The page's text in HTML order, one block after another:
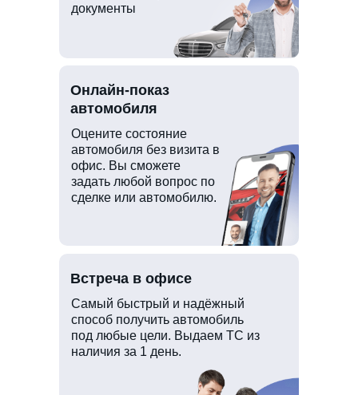
документы
Оцените состояние
автомобиля без визита в
офис. Вы сможете
задать любой вопрос по
сделке или автомобилю.
Самый быстрый и надёжный
способ получить автомобиль
под любые цели. Выдаем ТС из
наличия за 1 день.
Онлайн-показ
автомобиля
Встреча в офисе